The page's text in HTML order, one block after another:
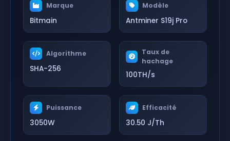
Marque
Bitmain
Modèle
Antminer S19j Pro
Algorithme
SHA-256
Taux de
hachage
100TH/s
Puissance
3050W
Efficacité
30.50 J/Th